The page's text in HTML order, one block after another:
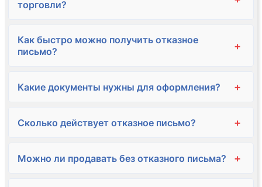
торговли?
Как быстро можно получить отказное
письмо?
+
Какие документы нужны для оформления? +
Сколько действует отказное письмо? +
Можно ли продавать без отказного письма? +